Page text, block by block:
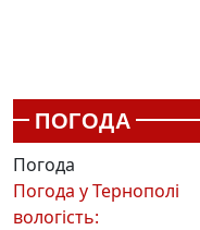
ПОГОДА
Погода
Погода уТернополі
вологість: